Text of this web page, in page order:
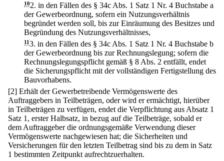
102. in den Fällen des § 34c Abs. 1 Satz 1 Nr. 4 Buchstabe a
der Gewerbeordnung, sofern ein Nutzungsverhältnis
begründet werden soll, bis zur Einräumung des Besitzes und
Begründung des Nutzungsverhältnisses,
11 3. in den Fällen des § 34c Abs. 1 Satz 1 Nr. 4 Buchstabe b
der Gewerbeordnung bis zur Rechnungslegung; sofern die
Rechnungslegungspflicht gemäß § 8 Abs. 2 entfällt, endet
die Sicherungspflicht mit der vollständigen Fertigstellung des
Bauvorhabens.
[2] Erhält der Gewerbetreibende Vermögenswerte des
Auftraggebers in Teilbeträgen, oder wird er ermächtigt, hierüber
in Teilbeträgen zu verfügen, endet die Verpflichtung aus Absatz 1
Satz 1, erster Halbsatz, in bezug auf die Teilbeträge, sobald er
dem Auftraggeber die ordnungsgemäße Verwendung dieser
Vermögenswerte nachgewiesen hat; die Sicherheiten und
Versicherungen für den letzten Teilbetrag sind bis zu dem in Satz
1 bestimmten Zeitpunkt aufrechtzuerhalten.